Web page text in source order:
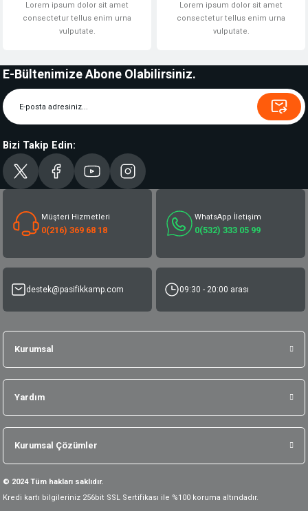
Lorem ipsum dolor sit amet
consectetur tellus enim urna
vulputate.
Lorem ipsum dolor sit amet
consectetur tellus enim urna
vulputate.
E-Bültenimize Abone Olabilirsiniz.
Bizi Takip Edin:
Müşteri Hizmetleri
0(216) 369 68 18
WhatsApp İletişim
0(532) 333 05 99
destek@pasifikkamp.com 09:30 - 20:00 arası
Kurumsal
Yardım
Kurumsal Çözümler
© 2024 Tüm hakları saklıdır.
Kredi kartı bilgileriniz 256bit SSL Sertifikası ile %100 koruma altındadır.